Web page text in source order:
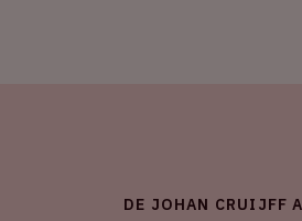
DE JOHAN CRUIJFF